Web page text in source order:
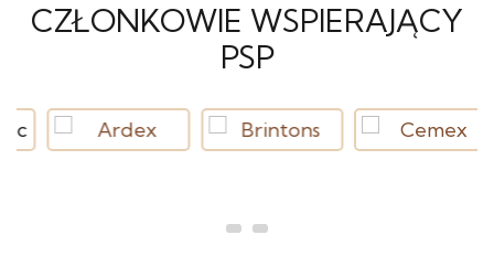
CZŁONKOWIE WSPIERAJĄCY
PSP